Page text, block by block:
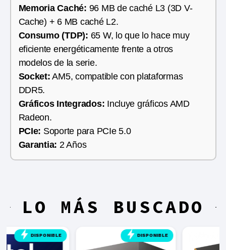
Memoria Caché: 96 MB de caché L3 (3D V-
Cache) + 6 MB caché L2.
Consumo (TDP): 65 W, lo que lo hace muy
eficiente energéticamente frente a otros
modelos de la serie.
Socket: AM5, compatible con plataformas
DDR5.
Gráficos Integrados: Incluye gráficos AMD
Radeon.
PCIe: Soporte para PCIe 5.0
Garantia: 2 Años
LO MÁS BUSCADO